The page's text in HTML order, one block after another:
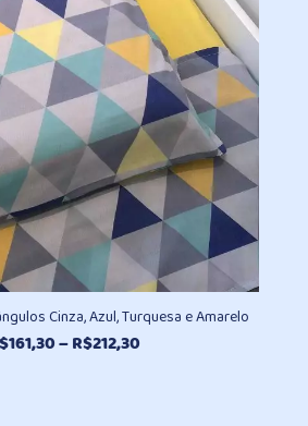
Cinza, Azul, Turquesa e Amarelo
161,30–R$212,30Faixa